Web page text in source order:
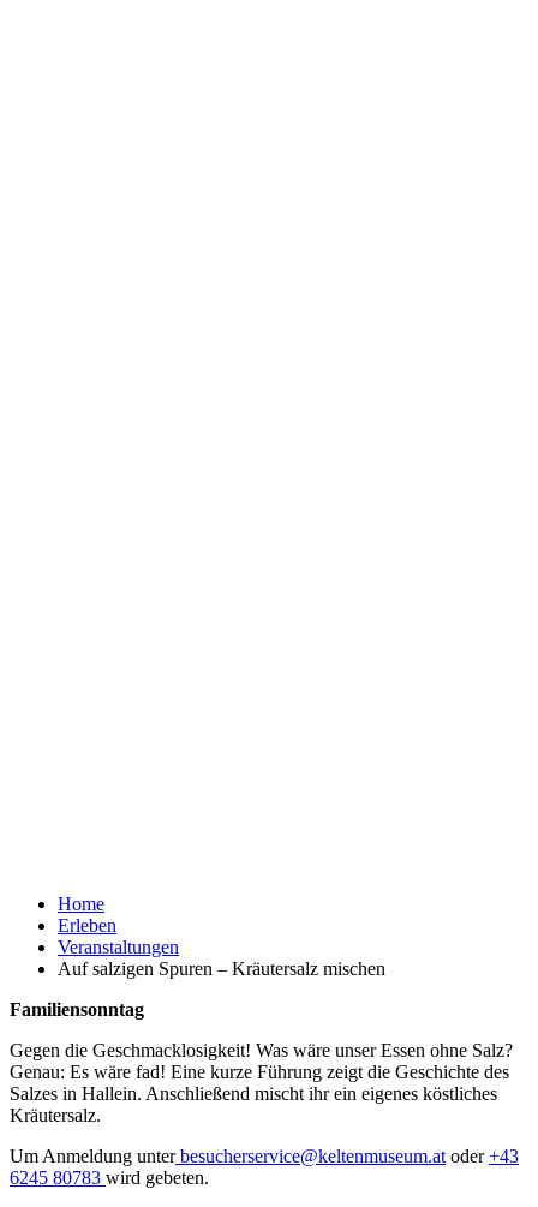
Home
Erleben
Veranstaltungen
Auf salzigen Spuren – Kräutersalz mischen
Familiensonntag
Gegen die Geschmacklosigkeit! Was wäre unser Essen ohne Salz?
Genau: Es wäre fad! Eine kurze Führung zeigt die Geschichte des
Salzes in Hallein. Anschließend mischt ihr ein eigenes köstliches
Kräutersalz.
Um Anmeldung unterbesucherservice@keltenmuseum.at oder+43
6245 80783 wird gebeten.